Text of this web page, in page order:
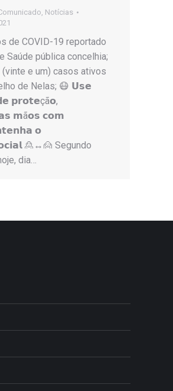
Notícias
de COVID-19 reportado
Saúde pública concelhia;
e um) casos ativos
de Nelas; 😷 𝗨𝘀𝗲
𝗽𝗿𝗼𝘁𝗲çã𝗼,
𝗮𝘀 𝗺ã𝗼𝘀 𝗰𝗼𝗺
𝗼
🙎↔️🙍 Segundo
dia…